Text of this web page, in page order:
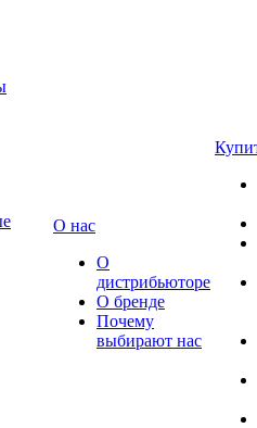
О нас
О
дистрибьюторе
О бренде
Почему
выбирают нас